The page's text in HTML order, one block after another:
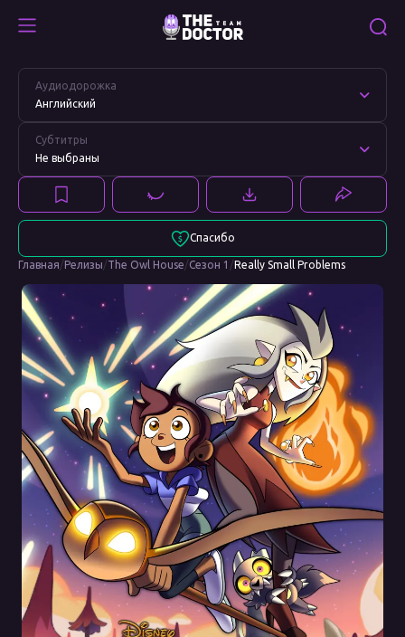
Problems
Problems
Аудиодорожка
Английский
Субтитры
Не выбраны
Спасибо
Главная/Релизы/The Owl House/Сезон 1 /Really Small Problems